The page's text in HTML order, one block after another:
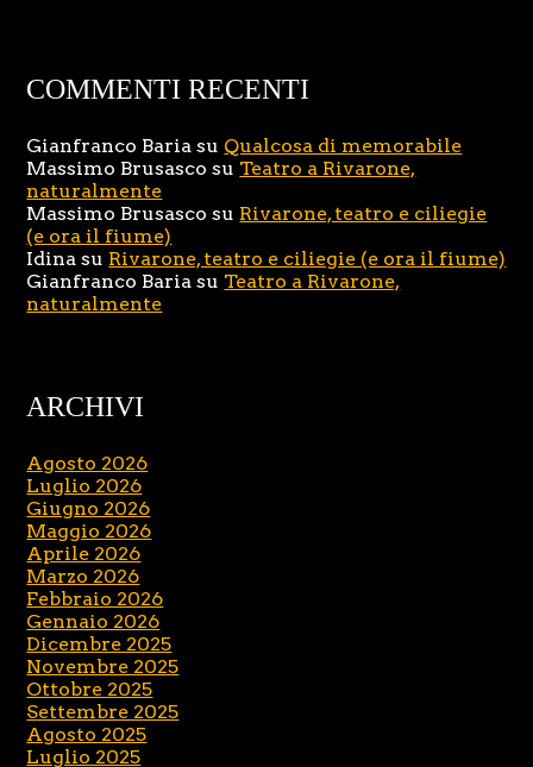
COMMENTI RECENTI
Gianfranco Baria su Qualcosa di memorabile
Massimo Brusasco su Teatro a Rivarone,
naturalmente
Massimo Brusasco su Rivarone, teatro e ciliegie
(e ora il fiume)
Idina su Rivarone, teatro e ciliegie (e ora il fiume)
Gianfranco Baria su Teatro a Rivarone,
naturalmente
ARCHIVI
Agosto 2026
Luglio 2026
Giugno 2026
Maggio 2026
Aprile 2026
Marzo 2026
Febbraio 2026
Gennaio 2026
Dicembre 2025
Novembre 2025
Ottobre 2025
Settembre 2025
Agosto 2025
Luglio 2025